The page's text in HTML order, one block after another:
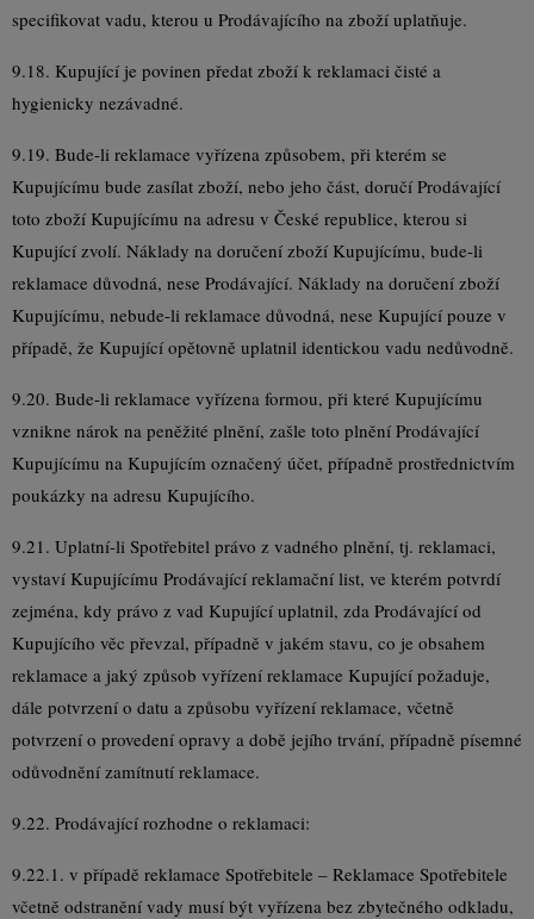
specifikovat vadu, kterou u Prodávajícího na zboží uplatňuje.
9.18. Kupující je povinen předat zboží k reklamaci čisté a
hygienicky nezávadné.
9.19. Bude-li reklamace vyřízena způsobem, při kterém se
Kupujícímu bude zasílat zboží, nebo jeho část, doručí Prodávající
toto zboží Kupujícímu na adresu v České republice, kterou si
Kupující zvolí. Náklady na doručení zboží Kupujícímu, bude-li
reklamace důvodná, nese Prodávající. Náklady na doručení zboží
Kupujícímu, nebude-li reklamace důvodná, nese Kupující pouze v
případě, že Kupující opětovně uplatnil identickou vadu nedůvodně.
9.20. Bude-li reklamace vyřízena formou, při které Kupujícímu
vznikne nárok na peněžité plnění, zašle toto plnění Prodávající
Kupujícímu na Kupujícím označený účet, případně prostřednictvím
poukázky na adresu Kupujícího.
9.21. Uplatní-li Spotřebitel právo z vadného plnění, tj. reklamaci,
vystaví Kupujícímu Prodávající reklamační list, ve kterém potvrdí
zejména, kdy právo z vad Kupující uplatnil, zda Prodávající od
Kupujícího věc převzal, případně v jakém stavu, co je obsahem
reklamace a jaký způsob vyřízení reklamace Kupující požaduje,
dále potvrzení o datu a způsobu vyřízení reklamace, včetně
potvrzení o provedení opravy a době jejího trvání, případně písemné
odůvodnění zamítnutí reklamace.
9.22. Prodávající rozhodne o reklamaci:
9.22.1. v případě reklamace Spotřebitele – Reklamace Spotřebitele
včetně odstranění vady musí být vyřízena bez zbytečného odkladu,